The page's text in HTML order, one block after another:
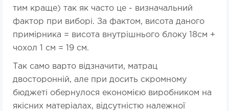
тим краще) так як часто це - визначальний
фактор при виборі. За фактом, висота даного
примірника = висота внутрішнього блоку 18см +
чохол 1 см = 19 см.
Так само варто відзначити, матрац
двосторонній, але при досить скромному
бюджеті обернулося економією виробником на
якісних матеріалах, відсутністю належної